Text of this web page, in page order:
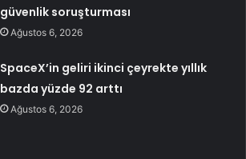
güvenlik soruşturması
Ağustos 6, 2026
SpaceX’in geliri ikinci çeyrekte yıllık
bazda yüzde 92 arttı
Ağustos 6, 2026